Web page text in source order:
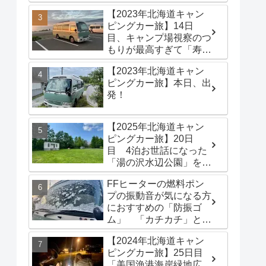
港海岸緑地広場」でター
プテントを立てる
【2023年北海道キャン
ピングカー旅】14日
目、キャンプ場視察のつ
もりが最高すぎて「寿都
浜中野営場」滞在するこ
とに
【2023年北海道キャン
ピングカー旅】本日、出
発！
【2025年北海道キャン
ピングカー旅】20日
目 4泊お世話になった
「湯の沢水辺公園」を出
発し、「函館トヨタ 森
店」でキャンピングカー
のオイル交換完了！今日
は伊達市の「徳舜瞥山麓
キャンプ場」へ
FFヒーターの燃料ポン
プの振動音が気になる方
におすすめの「防振ゴ
ム」 「カチカチ」とい
う機械音は別対策が必要
です
【2024年北海道キャン
ピングカー旅】25日目